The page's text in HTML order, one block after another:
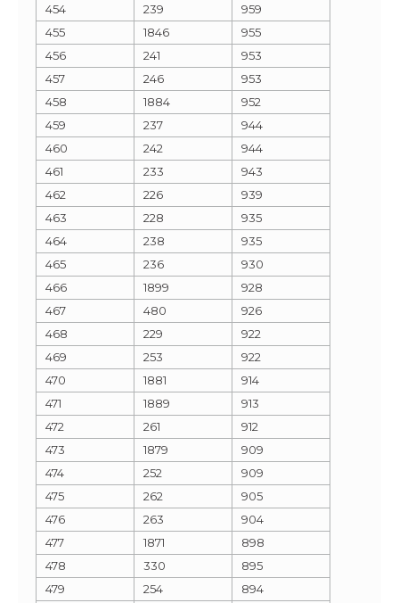
454
239
959
455
1846
955
456
241
953
457
246
953
458
1884
952
459
237
944
460
242
944
461
233
943
462
226
939
463
228
935
464
238
935
465
236
930
466
1899
928
467
480
926
468
229
922
469
253
922
470
1881
914
471
1889
913
472
261
912
473
1879
909
474
252
909
475
262
905
476
263
904
477
1871
898
478
330
895
479
254
894